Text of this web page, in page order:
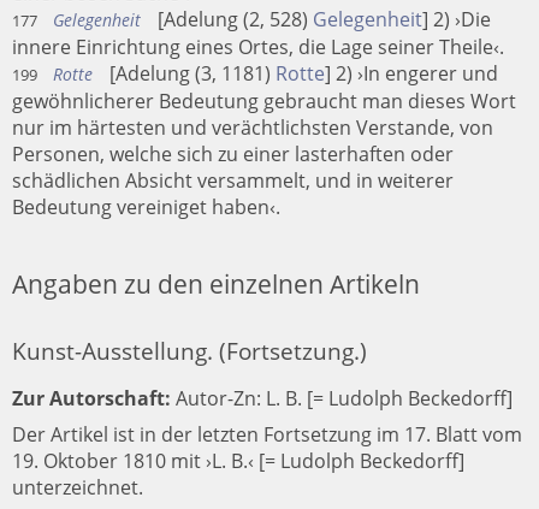
177 Gelegenheit [Adelung (2, 528) Gelegenheit] 2) ›Die
innere Einrichtung eines Ortes, die Lage seiner Theile‹.
199 Rotte [Adelung (3, 1181) Rotte] 2) ›In engerer und
gewöhnlicherer Bedeutung gebraucht man dieses Wort
nur im härtesten und verächtlichsten Verstande, von
Personen, welche sich zu einer lasterhaften oder
schädlichen Absicht versammelt, und in weiterer
Bedeutung vereiniget haben‹.
Angaben zu den einzelnen Artikeln
Kunst-Ausstellung. (Fortsetzung.)
Zur Autorschaft: Autor-Zn: L. B. [= Ludolph Beckedorff]
Der Artikel ist in der letzten Fortsetzung im 17. Blatt vom
19. Oktober 1810 mit ›L. B.‹ [= Ludolph Beckedorff]
unterzeichnet.